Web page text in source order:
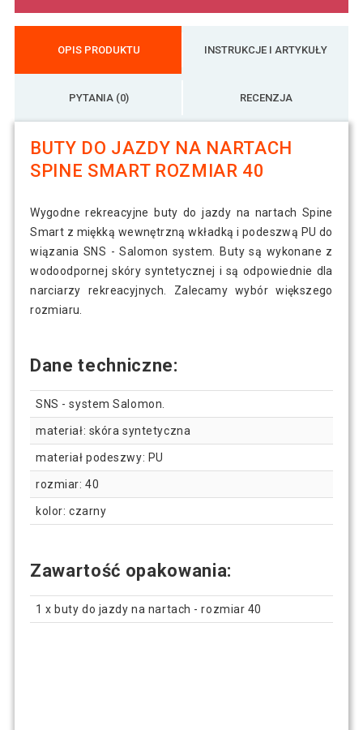
OPIS PRODUKTU INSTRUKCJE I ARTYKUŁY
PYTANIA (0) RECENZJA
BUTY DO JAZDY NA NARTACH
SPINE SMART ROZMIAR 40
Wygodne rekreacyjne buty do jazdy na nartach Spine
Smart z miękką wewnętrzną wkładką i podeszwą PU do
wiązania SNS - Salomon system. Buty są wykonane z
wodoodpornej skóry syntetycznej i są odpowiednie dla
narciarzy rekreacyjnych. Zalecamy wybór większego
rozmiaru.
Dane techniczne:
SNS - system Salomon.
materiał: skóra syntetyczna
materiał podeszwy: PU
rozmiar: 40
kolor: czarny
Zawartość opakowania:
1 x buty do jazdy na nartach - rozmiar 40